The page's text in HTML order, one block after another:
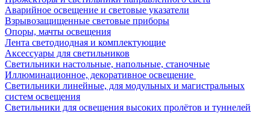
Аварийное освещение и световые указатели
Взрывозащищенные световые приборы
Опоры, мачты освещения
Лента светодиодная и комплектующие
Аксессуары для светильников
Светильники настольные, напольные, станочные
Иллюминационное, декоративное освещение
Светильники линейные, для модульных и магистральных
систем освещения
Светильники для освещения высоких пролётов и туннелей